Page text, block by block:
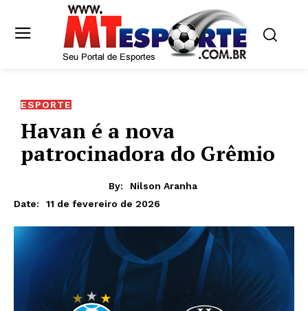
ESPORTE
Havan é a nova
patrocinadora do Grêmio
By:
Nilson Aranha
Date:
11 de fevereiro de 2026